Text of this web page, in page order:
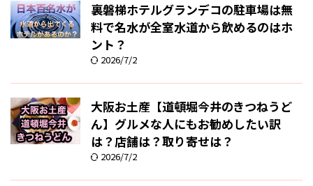
裏磐梯ホテルグランデコの駐車場は無
料で名水が全室水道から飲めるのはホ
ント？
2026/7/2
大阪お土産【道頓堀今井のきつねうど
ん】グルメな人にもお勧めしたい訳
は？店舗は？取り寄せは？
2026/7/2